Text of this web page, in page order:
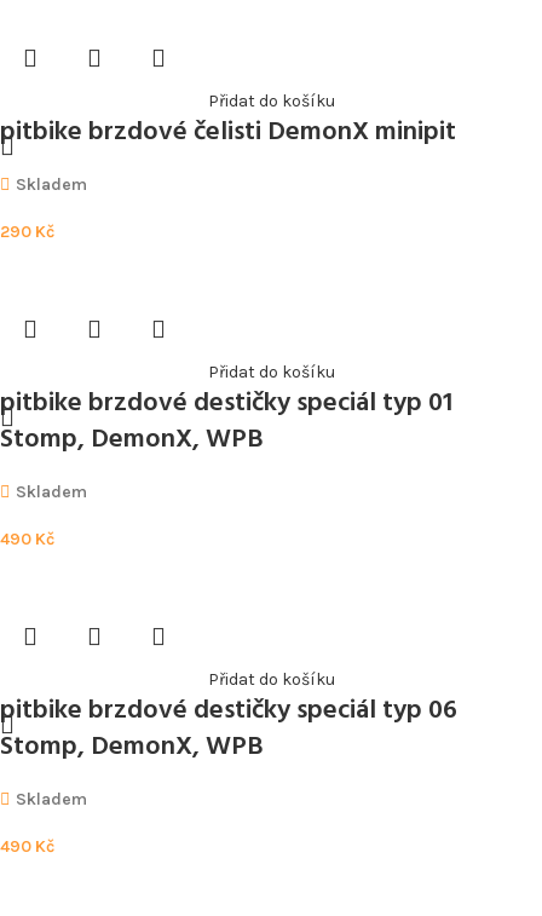
Přidat do košíku
pitbike brzdové čelisti DemonX minipit
Skladem
290 Kč
Přidat do košíku
pitbike brzdové destičky speciál typ 01
Stomp, DemonX, WPB
Skladem
490 Kč
Přidat do košíku
pitbike brzdové destičky speciál typ 06
Stomp, DemonX, WPB
Skladem
490 Kč